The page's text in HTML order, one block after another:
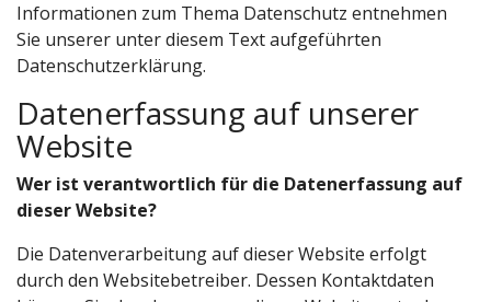
Informationen zum Thema Datenschutz entnehmen
Sie unserer unter diesem Text aufgeführten
Datenschutzerklärung.
Datenerfassung auf unserer
Website
Wer ist verantwortlich für die Datenerfassung auf
dieser Website?
Die Datenverarbeitung auf dieser Website erfolgt
durch den Websitebetreiber. Dessen Kontaktdaten